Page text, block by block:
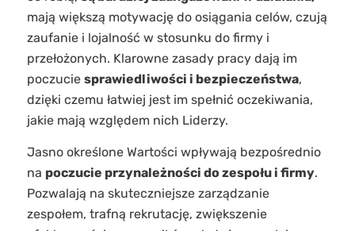
mają większą motywację do osiągania celów, czują
zaufanie i lojalność w stosunku do firmy i
przełożonych. Klarowne zasady pracy dają im
poczucie sprawiedliwości i bezpieczeństwa,
dzięki czemu łatwiej jest im spełnić oczekiwania,
jakie mają względem nich Liderzy.
Jasno określone Wartości wpływają bezpośrednio
na poczucie przynależności do zespołu i firmy.
Pozwalają na skuteczniejsze zarządzanie
zespołem, trafną rekrutację, zwiększenie